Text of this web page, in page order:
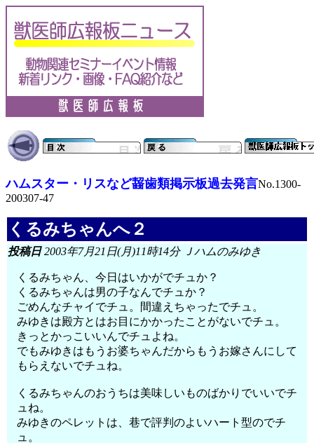
ハムスター・リスなど齧歯類掲示板過去発言No.1300-
200307-47
くるみちゃんへ２
投稿日2003年7月21日(月)11時14分 Ｊハムのみゆき
くるみちゃん、今日はいかがでチュか？
くるみちゃんは男の子なんでチュか？
ごめんなチャイでチュ。間違えちゃったでチュ。
みゆきは殿方とはお目にかかったことがないでチュ。
きっとかっこいいんでチュよね。
でもみゆきはもうお婆ちゃんだからもうお嫁さんにして
もらえないでチュね。
くるみちゃんのおうちは美味しいものばかりでいいでチ
ュね。
みゆきのペレットは、巷で評判のよいハート型のでチ
ュ。